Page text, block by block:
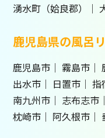
湧水町（姶良郡）
鹿児島県の風呂
鹿児島市 霧島市
出水市
日置市 指
南九州市
志布志市
枕崎市
阿久根市